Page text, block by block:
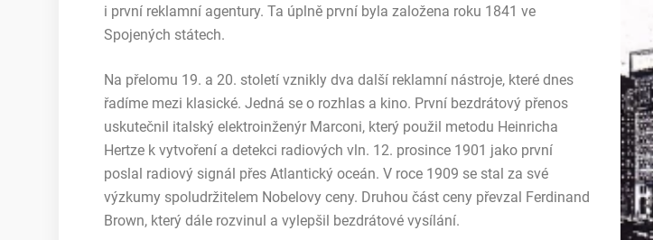
i první reklamní agentury. Ta úplně první byla založena roku 1841 ve
Spojených státech.
Na přelomu 19. a 20. století vznikly dva další reklamní nástroje, které dnes
řadíme mezi klasické. Jedná se o rozhlas a kino. První bezdrátový přenos
uskutečnil italský elektroinženýr Marconi, který použil metodu Heinricha
Hertze k vytvoření a detekci radiových vln. 12. prosince 1901 jako první
poslal radiový signál přes Atlantický oceán. V roce 1909 se stal za své
výzkumy spoludržitelem Nobelovy ceny. Druhou část ceny převzal Ferdinand
Brown, který dále rozvinul a vylepšil bezdrátové vysílání.